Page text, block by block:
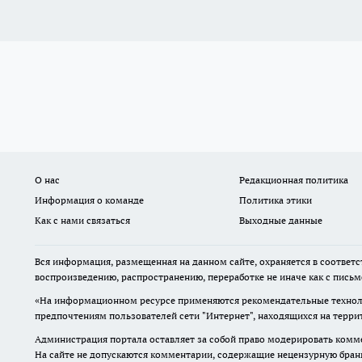
О нас Редакционная политика
Информация о команде
Политика этики
Как с нами связаться
Выходные данные
Вся информация, размещенная на данном сайте, охраняется в
воспроизведению, распространению, переработке не иначе как с
«На информационном ресурсе применяются рекомендательные
предпочтениям пользователей сети "Интернет", находящихся на
Администрация портала оставляет за собой право модерировать
На сайте не допускаются комментарии, содержащие нецензурную